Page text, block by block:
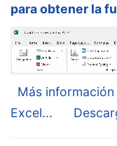
para obtener la
Más
Excel...